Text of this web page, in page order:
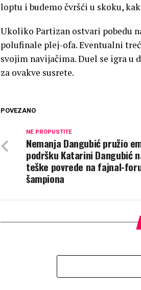
loptu i budemo čvršći u skoku,
Ukoliko Partizan ostvari pobedu
polufinale plej-ofa. Eventualni
svojim navijačima. Duel se igra u
za ovakve susrete.
POVEZANO
NE PROPUSTITE
Nemanja Dangubić pružio
podršku Katarini Dangubić
teške povrede na fajnal-
šampiona